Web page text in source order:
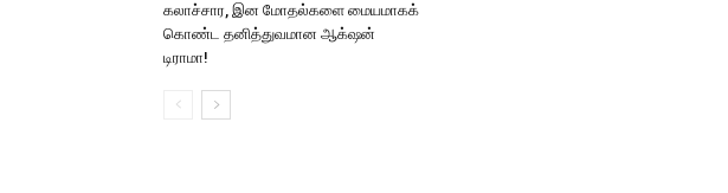
கலாச்சார, இன மோதல்களை மையமாகக்
கொண்ட தனித்துவமான ஆக்‌ஷன்
டிராமா!